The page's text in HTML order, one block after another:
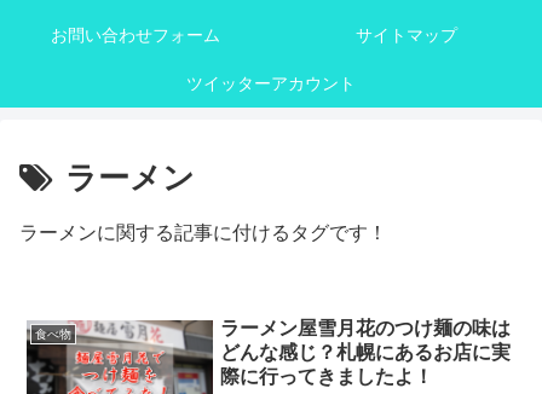
お問い合わせフォーム サイトマップ
ツイッターアカウント
ラーメン
ラーメンに関する記事に付けるタグです！
食べ物
ラーメン屋雪月花のつけ麺の味は
どんな感じ？札幌にあるお店に実
際に行ってきましたよ！